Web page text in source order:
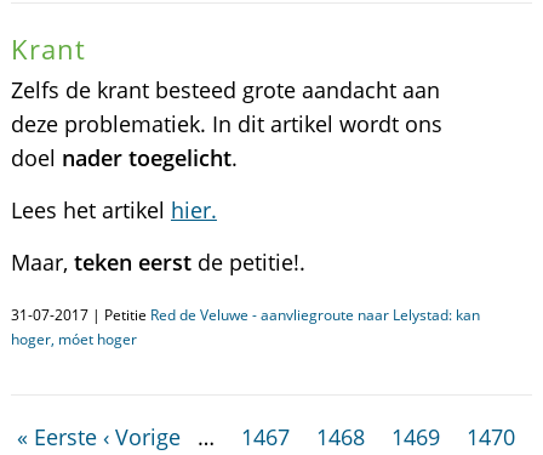
Krant
Zelfs de krant besteed grote aandacht aan
deze problematiek. In dit artikel wordt ons
doel nader toegelicht.
Lees het artikel hier.
Maar, teken eerstde petitie!.
31-07-2017 | Petitie Red de Veluwe - aanvliegroute naar Lelystad: kan
hoger, móet hoger
« Eerste ‹ Vorige … 1467 1468 1469
1470